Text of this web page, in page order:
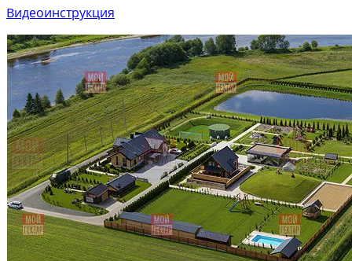
Видеоинструкция